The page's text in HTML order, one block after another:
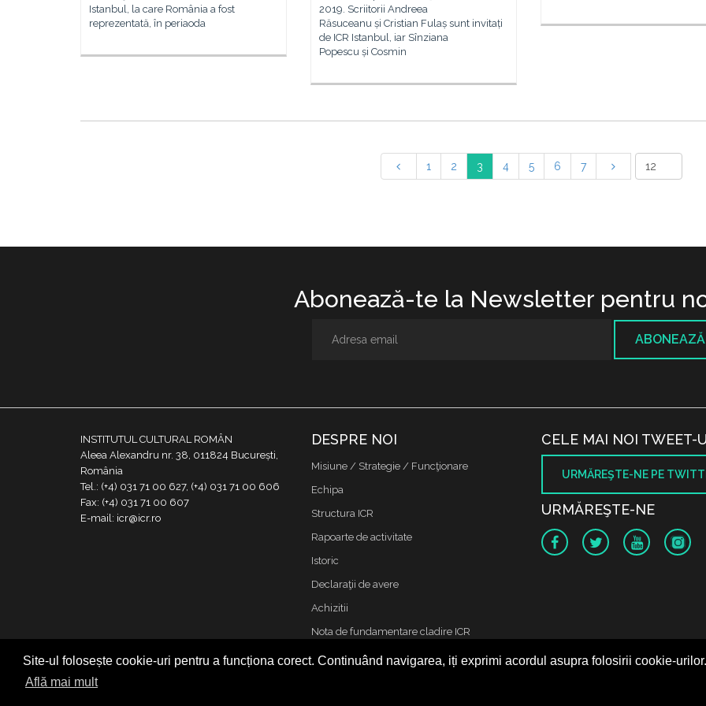
Site-ul folosește cookie-uri pentru a funcționa corect. Continuând navigarea, iți exprimi acordul asupra folosirii cookie-urilor.
Află mai mult
Istanbul, la care România a fost
reprezentată, în periaoda
2019. Scriitorii Andreea
Răsuceanu și Cristian Fulaș sunt invitați
de ICR Istanbul, iar Sînziana
Popescu și Cosmin
1 2 3 4 5 6 7
Abonează-te la Newsletter pentru
INSTITUTUL CULTURAL ROMÂN
Aleea Alexandru nr. 38, 011824 București,
România
Tel.: (+4) 031 71 00 627, (+4) 031 71 00 606
Fax: (+4) 031 71 00 607
E-mail: icr@icr.ro
DESPRE NOI
Misiune / Strategie / Funcţionare
Echipa
Structura ICR
Rapoarte de activitate
Istoric
Declaraţii de avere
Achizitii
Nota de fundamentare cladire ICR
Contact
CELE MAI NOI TWEET-
URMĂREŞTE-NE PE
URMĂREŞTE-NE